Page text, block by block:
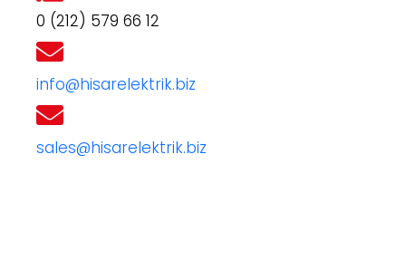
0 (212) 579 66 12
info@hisarelektrik.biz
sales@hisarelektrik.biz